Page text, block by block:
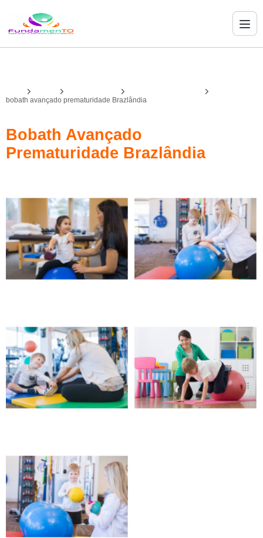
bobath avançado prematuridade Brazlândia
Bobath Avançado
Prematuridade Brazlândia